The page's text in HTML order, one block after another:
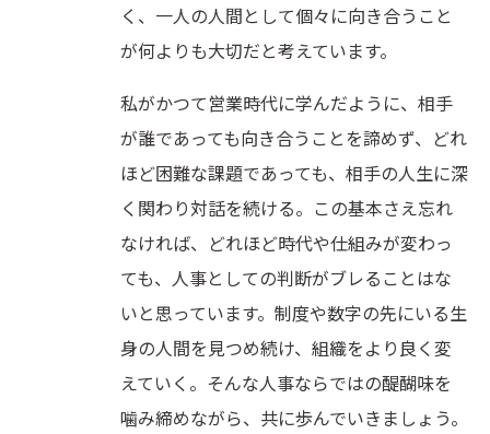
く、一人の人間として個々に向き合うこと
が何よりも大切だと考えています。
私がかつて営業時代に学んだように、相手
が誰であっても向き合うことを諦めず、どれ
ほど困難な課題であっても、相手の人生に深
く関わり対話を続ける。この基本さえ忘れ
なければ、どれほど時代や仕組みが変わっ
ても、人事としての判断がブレることはな
いと思っています。制度や数字の先にいる生
身の人間を見つめ続け、組織をより良く変
えていく。そんな人事ならではの醍醐味を
噛み締めながら、共に歩んでいきましょう。